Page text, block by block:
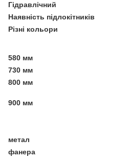
Гідравлічний
Наявність підлокітників
Різні кольори
580 мм
730 мм
800 мм
900 мм
метал
фанера